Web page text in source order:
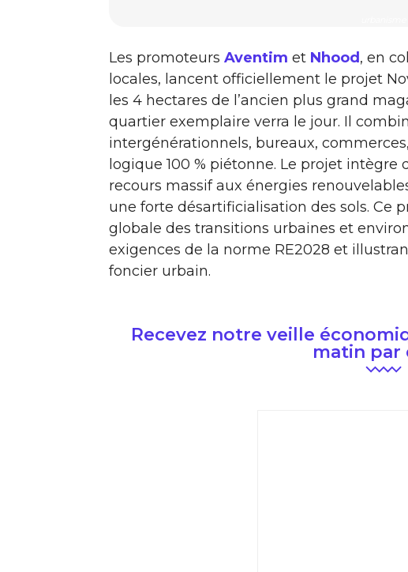
Les promoteurs Aventim et Nhood , en
locales, lancent officiellement le projet
les 4 hectares de l’ancien plus grand
quartier exemplaire verra le jour. Il
intergénérationnels, bureaux,
logique 100 % piétonne. Le projet intègre
recours massif aux énergies
une forte désartificialisation des sols. Ce
globale des transitions urbaines et
exigences de la norme RE2028 et
foncier urbain.
Recevez notre veille
matin par